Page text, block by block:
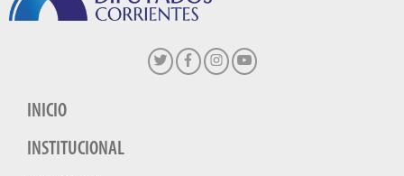
INICIO
INSTITUCIONAL